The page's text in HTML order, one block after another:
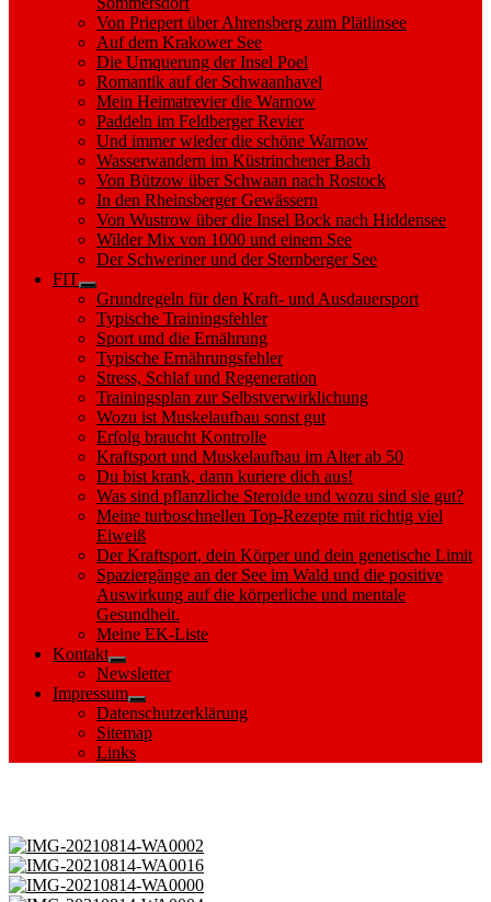
Von Priepert über Ahrensberg zum Plätlinsee
Auf dem Krakower See
Die Umquerung der Insel Poel
Romantik auf der Schwaanhavel
Mein Heimatrevier die Warnow
Paddeln im Feldberger Revier
Und immer wieder die schöne Warnow
Wasserwandern im Küstrinchener Bach
Von Bützow über Schwaan nach Rostock
In den Rheinsberger Gewässern
Von Wustrow über die Insel Bock nach Hiddensee
Wilder Mix von 1000 und einem See
Der Schweriner und der Sternberger See
FIT
Show
sub
menu
Grundregeln für den Kraft- und Ausdauersport
Typische Trainingsfehler
Sport und die Ernährung
Typische Ernährungsfehler
Stress, Schlaf und Regeneration
Trainingsplan zur Selbstverwirklichung
Wozu ist Muskelaufbau sonst gut
Erfolg braucht Kontrolle
Kraftsport und Muskelaufbau im Alter ab 50
Du bist krank, dann kuriere dich aus!
Was sind pflanzliche Steroide und wozu sind sie gut?
Meine turboschnellen Top-Rezepte mit richtig viel
Eiweiß
Der Kraftsport, dein Körper und dein genetische Limit
Spaziergänge an der See im Wald und die positive
Auswirkung auf die körperliche und mentale
Gesundheit.
Meine EK-Liste
Kontakt
Show
sub
menu
Newsletter
Impressum
Show
sub
menu
Datenschutzerklärung
Sitemap
Links